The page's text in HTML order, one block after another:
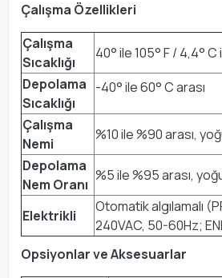
Çalışma Özellikleri
Çalışma
Sıcaklığı
40° ile 105° F / 4,4° C
Depolama
Sıcaklığı
-40° ile 60° C arası
Çalışma
Nemi
%10 ile %90 arası,
Depolama
Nem Oranı
%5 ile %95 arası,
Elektrikli
Otomatik algılamalı
240VAC, 50-60Hz;
Opsiyonlar ve Aksesuarlar